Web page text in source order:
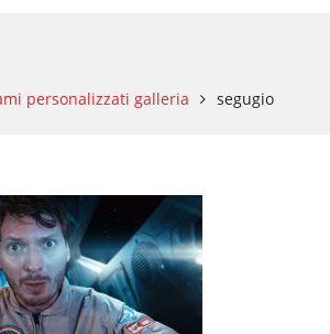
personalizzati galleria segugio